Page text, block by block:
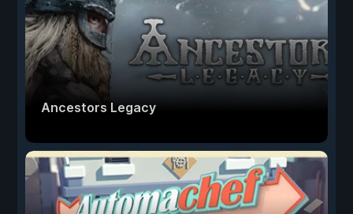
Ancestors Legacy